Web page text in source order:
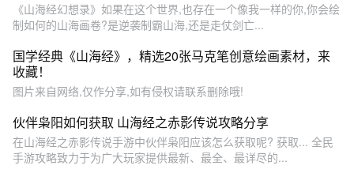
《山海经幻想录》如果在这个世界,也存在一个像我一样的你,你会绘
制如何的山海画卷?是逆袭制霸山海,还是走仗剑亡...
国学经典《山海经》，精选20张马克笔创意绘画素材，来
收藏！
图片来自网络,仅作分享,如有侵权请联系删除哦!
伙伴枭阳如何获取 山海经之赤影传说攻略分享
在山海经之赤影传说手游中伙伴枭阳应该怎么获取呢? 获取... 全民
手游攻略致力于为广大玩家提供最新、最全、最详尽的...